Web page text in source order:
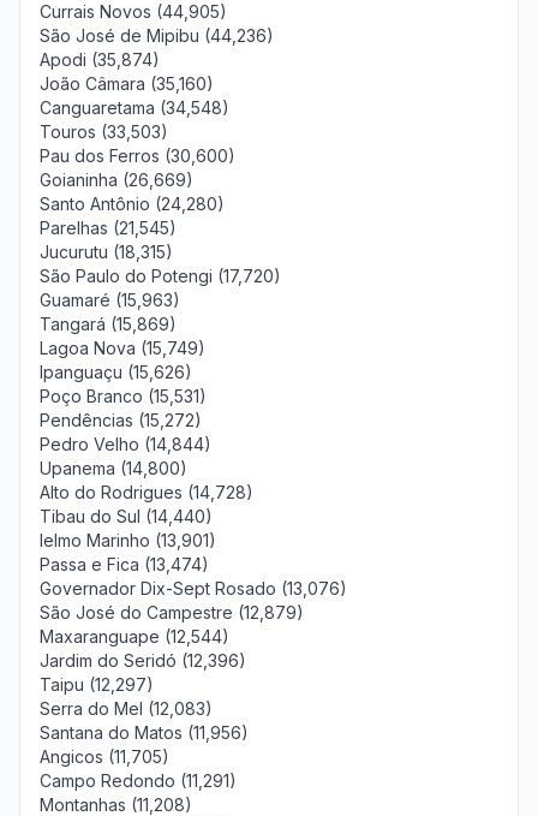
Currais Novos (44,905)
São José de Mipibu (44,236)
Apodi (35,874)
João Câmara (35,160)
Canguaretama (34,548)
Touros (33,503)
Pau dos Ferros (30,600)
Goianinha (26,669)
Santo Antônio (24,280)
Parelhas (21,545)
Jucurutu (18,315)
São Paulo do Potengi (17,720)
Guamaré (15,963)
Tangará (15,869)
Lagoa Nova (15,749)
Ipanguaçu (15,626)
Poço Branco (15,531)
Pendências (15,272)
Pedro Velho (14,844)
Upanema (14,800)
Alto do Rodrigues (14,728)
Tibau do Sul (14,440)
Ielmo Marinho (13,901)
Passa e Fica (13,474)
Governador Dix-Sept Rosado (13,076)
São José do Campestre (12,879)
Maxaranguape (12,544)
Jardim do Seridó (12,396)
Taipu (12,297)
Serra do Mel (12,083)
Santana do Matos (11,956)
Angicos (11,705)
Campo Redondo (11,291)
Montanhas (11,208)